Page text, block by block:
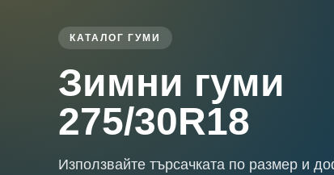
КАТАЛОГ ГУМИ
Зимни гуми
275/30R18
Използвайте търсачката по размер и